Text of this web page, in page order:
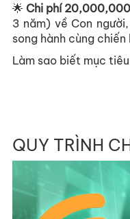
🌟 Chi phí
3 năm) về Con
song hành cùng
Làm sao biết mục
QUY TRÌNH